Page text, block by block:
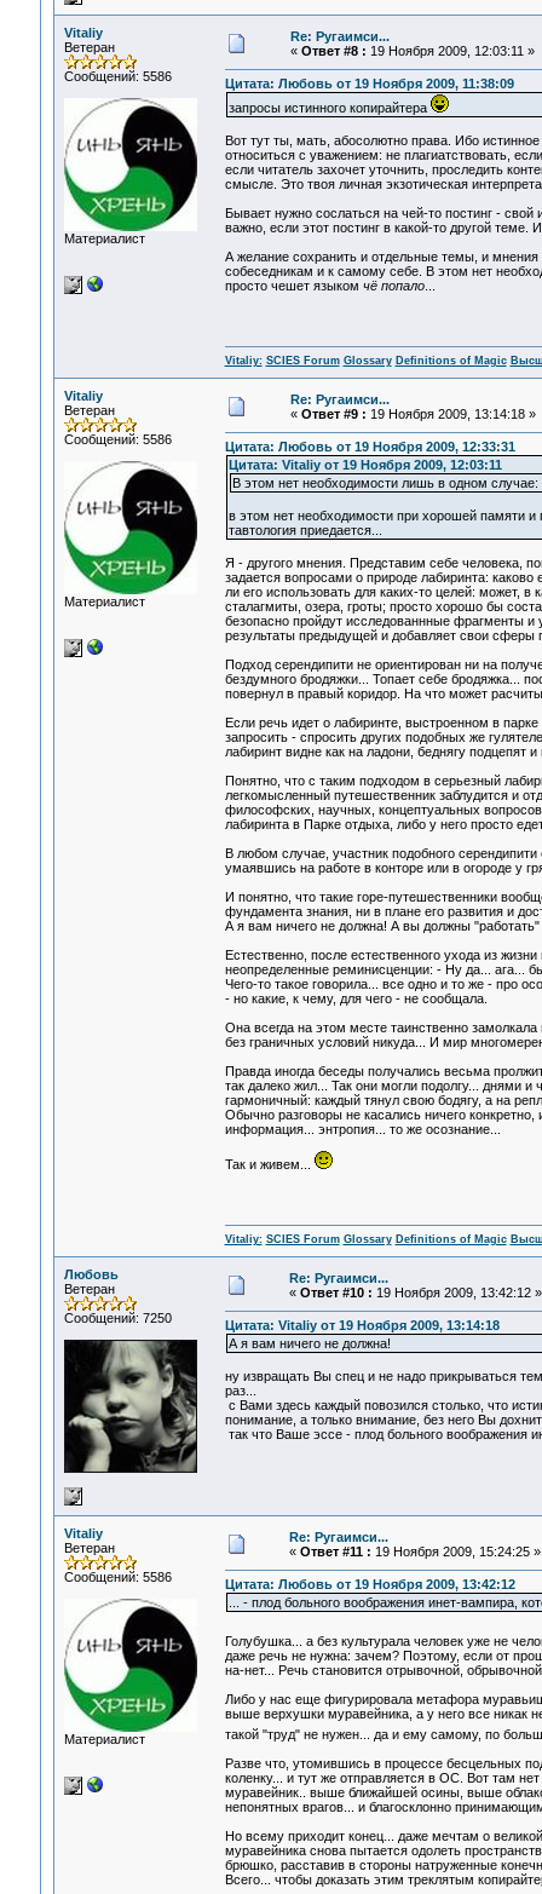
Vitaliy
Ветеран
Сообщений: 5586
Материалист
Re: Ругаимси...
« Ответ #8 : 19 Ноября 2009, 12:03:11 »
Цитата: Любовь от 19 Ноября 2009, 11:38:09
запросы истинного копирайтера
Вот тут ты, мать, абосолютно права. Ибо
относиться с уважением: не плагиатствовать,
если читатель захочет уточнить, проследить
смысле. Это твоя личная экзотическая
Бывает нужно сослаться на чей-то постинг -
важно, если этот постинг в какой-то другой
А желание сохранить и отдельные темы, и мнения
собеседникам и к самому себе. В этом нет
просто чешет языком чё попало...
Vitaliy: SCIES Forum Glossary Definitions of Magic
Vitaliy
Ветеран
Сообщений: 5586
Материалист
Re: Ругаимси...
« Ответ #9 : 19 Ноября 2009, 13:14:18 »
Цитата: Любовь от 19 Ноября 2009, 12:33:31
Цитата: Vitaliy от 19 Ноября 2009, 12:03:11
В этом нет необходимости лишь в одном
в этом нет необходимости при хорошей памяти
тавтология приедается...
Я - другого мнения. Представим себе человека,
задается вопросами о природе лабиринта:
ли его использовать для каких-то целей: может,
сталагмиты, озера, гроты; просто хорошо бы
безопасно пройдут исследованнные фрагменты и
результаты предыдущей и добавляет свои сферы
Подход серендипити не ориентирован ни на
бездумного бродяжки... Топает себе бродяжка...
повернул в правый коридор. На что может
Если речь идет о лабиринте, выстроенном в
запросить - спросить других подобных же
лабиринт видне как на ладони, беднягу подцепят
Понятно, что с таким подходом в серьезный
легкомысленный путешественник заблудится и
философских, научных, концептуальных
лабиринта в Парке отдыха, либо у него просто
В любом случае, участник подобного
умаявшись на работе в конторе или в огороде у
И понятно, что такие горе-путешественники
фундамента знания, ни в плане его развития и
А я вам ничего не должна! А вы должны "работать"
Естественно, после естественного ухода из
неопределенные реминисценции: - Ну да... ага...
Чего-то такое говорила... все одно и то же - про
- но какие, к чему, для чего - не сообщала.
Она всегда на этом месте таинственно
без граничных условий никуда... И мир
Правда иногда беседы получались весьма
так далеко жил... Так они могли подолгу... днями
гармоничный: каждый тянул свою бодягу, а на
Обычно разговоры не касались ничего
информация... энтропия... то же осознание...
Так и живем...
Vitaliy: SCIES Forum Glossary Definitions of Magic
Любовь
Ветеран
Сообщений: 7250
Re: Ругаимси...
« Ответ #10 : 19 Ноября 2009, 13:42:12 »
Цитата: Vitaliy от 19 Ноября 2009, 13:14:18
А я вам ничего не должна!
ну извращать Вы спец и не надо прикрываться
раз...
с Вами здесь каждый повозился столько, что
понимание, а только внимание, без него Вы
так что Ваше эссе - плод больного воображения
Vitaliy
Ветеран
Сообщений: 5586
Материалист
Re: Ругаимси...
« Ответ #11 : 19 Ноября 2009, 15:24:25 »
Цитата: Любовь от 19 Ноября 2009, 13:42:12
... - плод больного воображения инет-вампира,
Голубушка... а без культурала человек уже не
даже речь не нужна: зачем? Поэтому, если от
на-нет... Речь становится отрывочной,
Либо у нас еще фигурировала метафора
выше верхушки муравейника, а у него все никак
такой "труд" не нужен... да и ему самому, по
Разве что, утомившись в процессе бесцельных
коленку... и тут же отправляется в ОС. Вот там
муравейник.. выше ближайшей осины, выше
непонятных врагов... и благосклонно
Но всему приходит конец... даже мечтам о
муравейника снова пытается одолеть
брюшко, расставив в стороны натруженные
Всего... чтобы доказать этим треклятым